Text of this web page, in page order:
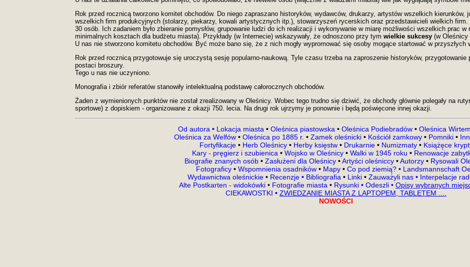
Rok przed rocznicą tworzono komitet obchodów. Do niego zapraszano historyków, wydawców, drukarzy, artystów wszelkich kierunków,
wszelkich firm produkcyjnych (stolarzy, piekarzy, kowali artystycznych itp.), stowarzyszeń rycerskich oraz przedstawicieli wielkich firm.
30 osób. Ich zadaniem było zbieranie pomysłów, grupowanie ludzi do ich realizacji i wykonywanie w miarę możliwości wszelkich prac
minimalnych kosztach dla budżetu miasta). Przykłady (w Internecie) wskazywały, że odnoszono przy tym wielkie sukcesy (w Oleśnicy
U nas nie stworzono komitetu obchodów. Być może bano się, że z nich mogły wypromować się osoby mogące startować w przyszłych
Rok przed rocznicą przygotowuje się uroczystą sesję popularno-naukową. Tyle czasu trzeba na zaproszenie historyków,
postaci broszury.
Tego u nas nie uczyniono.
Monografia i zbiór referatów stanowiły intelektualną podstawę całorocznych obchodów.
Żaden z wymienionych punktów nie został zrealizowany w Oleśnicy. Wobec tego trudno się dziwić, że obchody głównie polegały na
sportowe) z dopiskiem - organizowane z okazji 750. lecia. Na drugi rok ujrzymy je ponownie i będą poświęcone innej okazji.
Od autora • Lokacja miasta • Oleśnica piastowska • Oleśnica Podiebradów • Oleśnica
Oleśnica za Welfów • Oleśnica po 1885 r. • Zamek oleśnicki • Kościół zamkowy • Pomniki •
Fortyfikacje •Herb Oleśnicy • Herby księstw • Drukarnie • Numizmaty • Książęce
Kary - pręgierz i szubienica • Wojsko w Oleśnicy • Walki w 1945 roku •Renowacje
Biografie znanych osób • Zasłużeni dla Oleśnicy • Artyści oleśniccy • Autorzy •Rysowali
Fotograficy • Wspomnienia osadników • Mapy • Co pod ziemią? • Landsmannschaft
Wydawnictwa oleśnickie • Recenzje • Bibliografia • Linki • Zauważyli nas • Interpelacje
Alte Postkarten - widokówki • Fotografie miasta • Rysunki • Odeszli • Opisy wybranych
CIEKAWOSTKI • ZWIEDZANIE MIASTA Z LAPTOPEM, TABLETEM ....
NOWOŚCI